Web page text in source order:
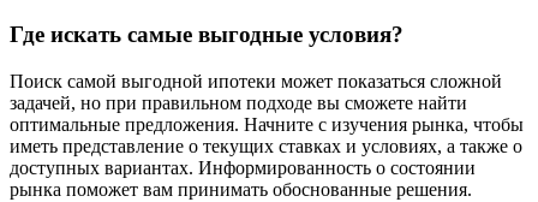
Где искать самые выгодные условия?
Поиск самой выгодной ипотеки может показаться сложной
задачей, но при правильном подходе вы сможете найти
оптимальные предложения. Начните с изучения рынка, чтобы
иметь представление о текущих ставках и условиях, а также о
доступных вариантах. Информированность о состоянии
рынка поможет вам принимать обоснованные решения.